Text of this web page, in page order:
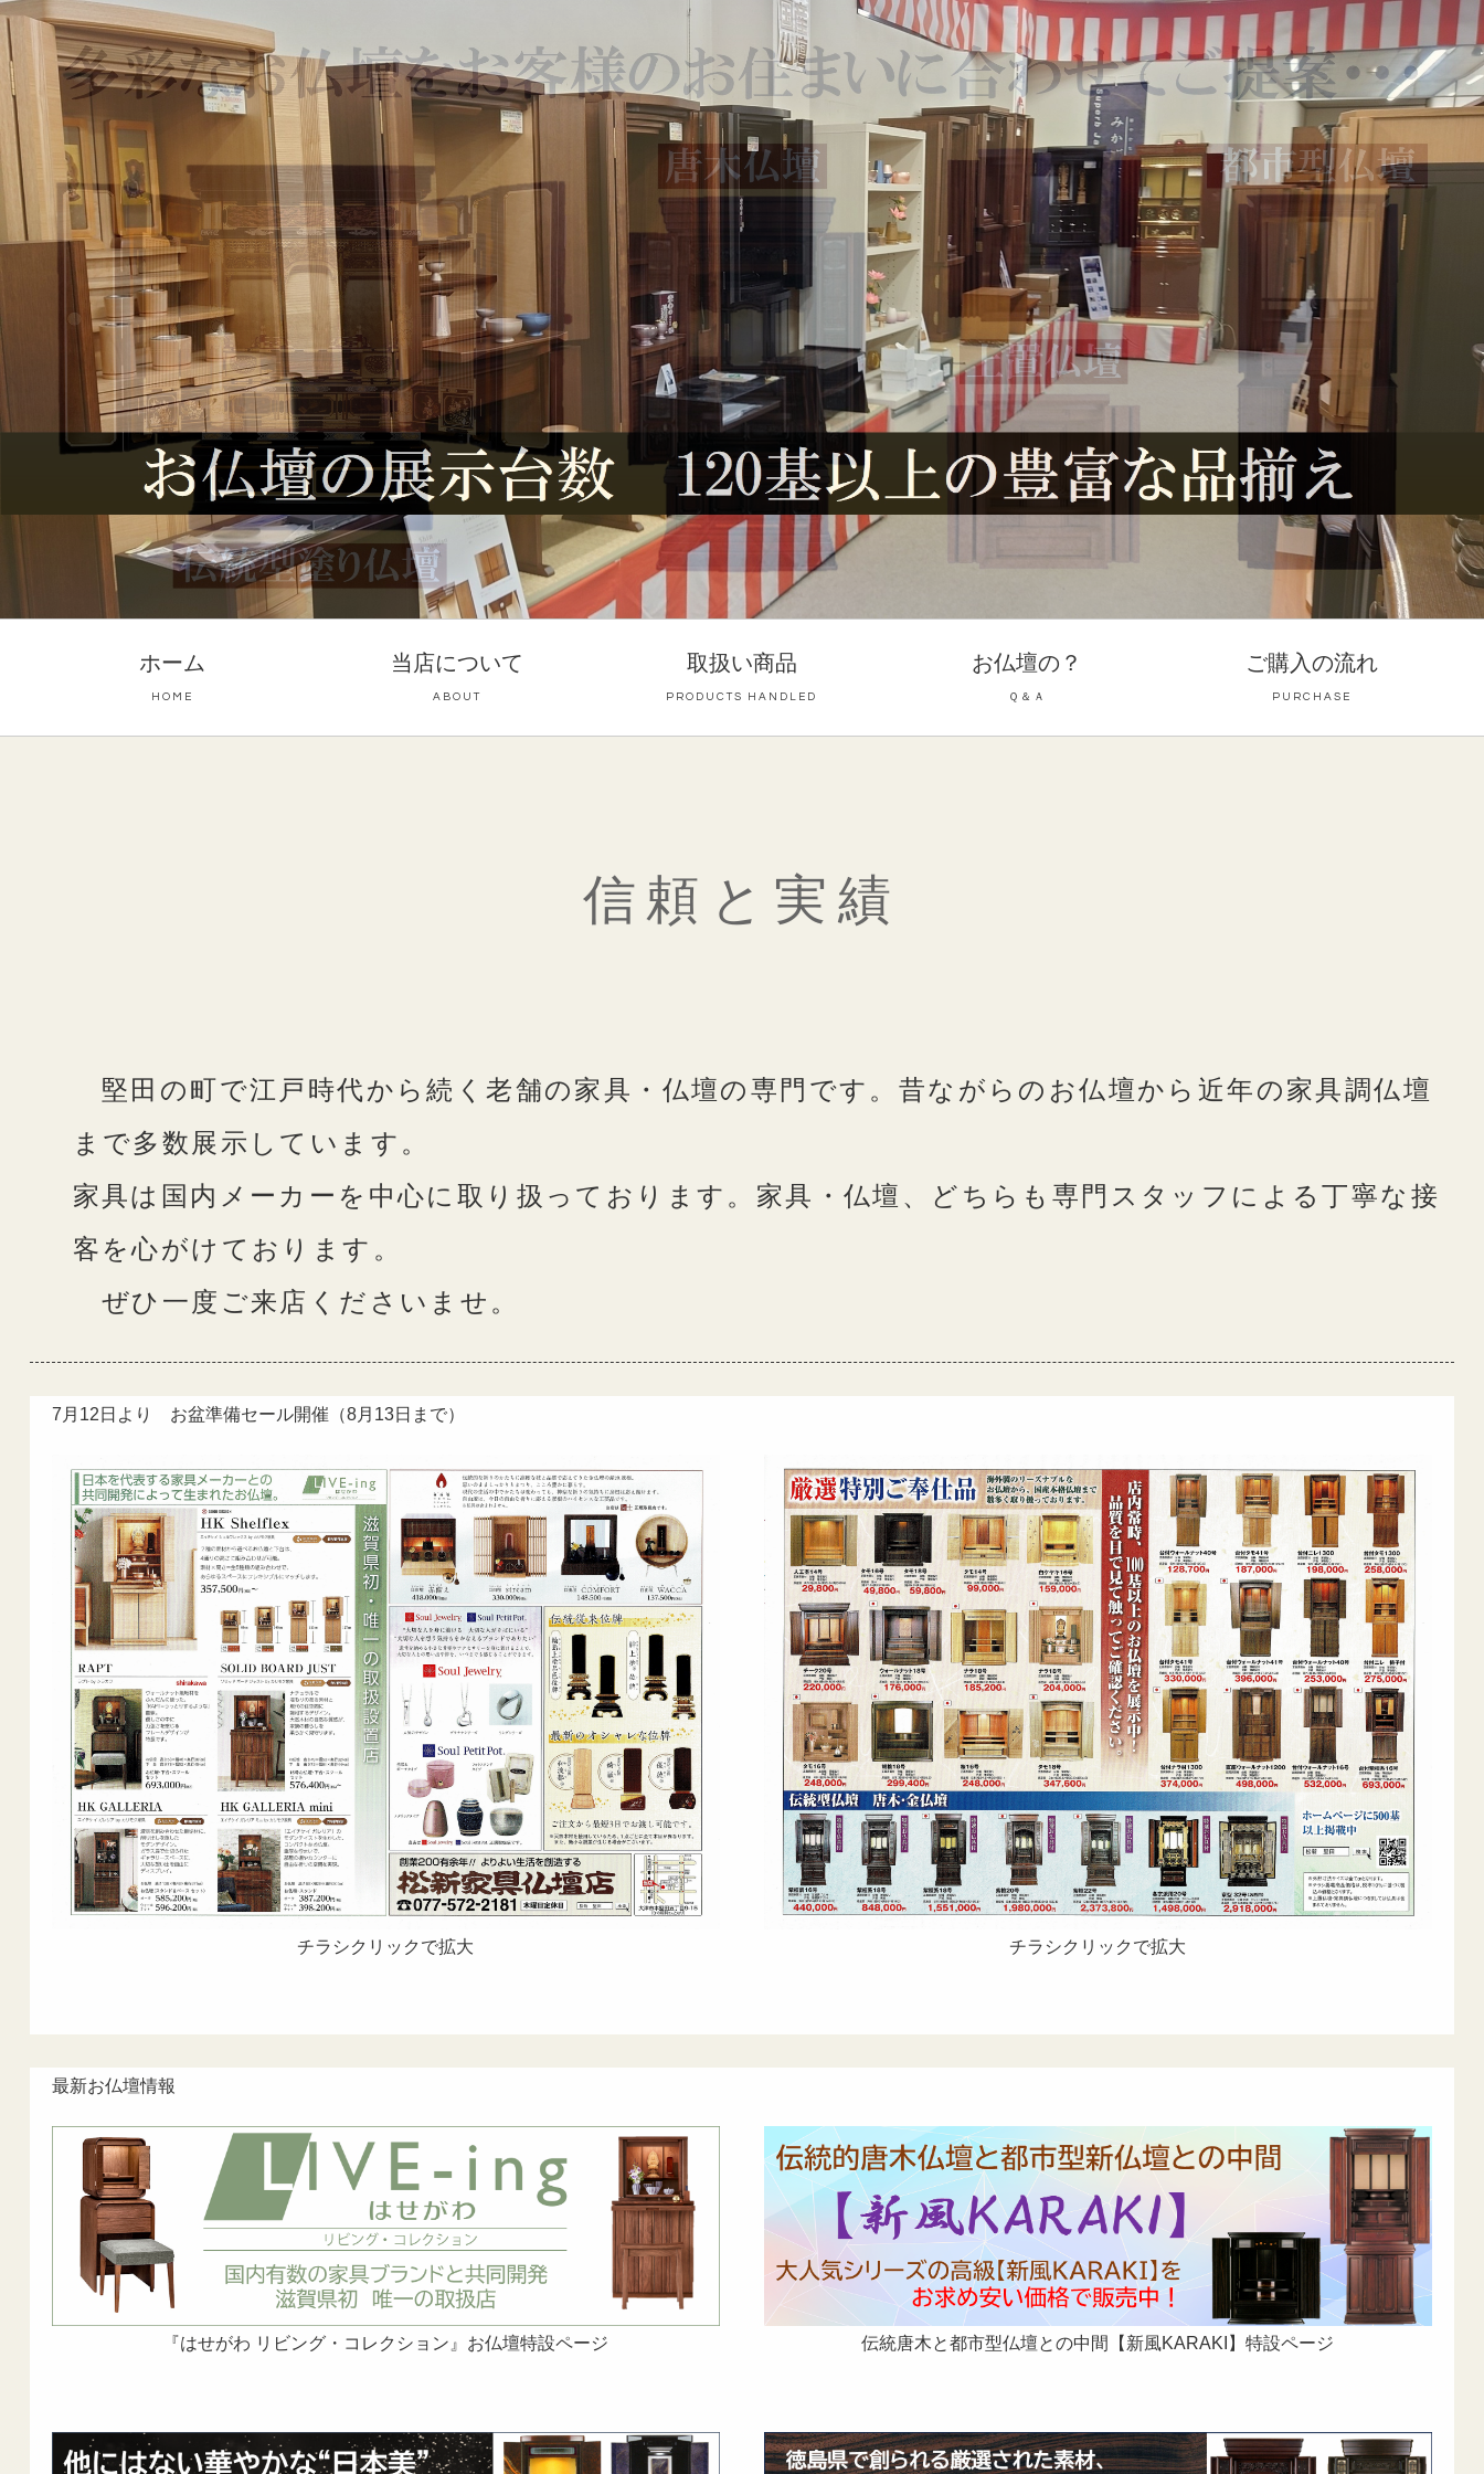
ホーム
HOME
当店について
ABOUT
取扱い商品
PRODUCTS HANDLED
お仏壇の？
Ｑ＆Ａ
ご購入の流れ
PURCHASE
信頼と実績
堅田の町で江戸時代から続く老舗の家具・仏壇の専門です。昔ながらのお仏壇から近年の家具調仏壇
まで多数展示しています。
家具は国内メーカーを中心に取り扱っております。家具・仏壇、どちらも専門スタッフによる丁寧な接
客を心がけております。
ぜひ一度ご来店くださいませ。
7月12日より お盆準備セール開催（8月13日まで）
チラシクリックで拡大 チラシクリックで拡大
最新お仏壇情報
『はせがわ リビング・コレクション』お仏壇特設ページ 伝統唐木と都市型仏壇との中間【新風KARAKI】特設ページ